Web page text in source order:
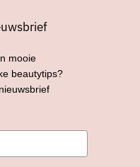
mooie
beautytips?